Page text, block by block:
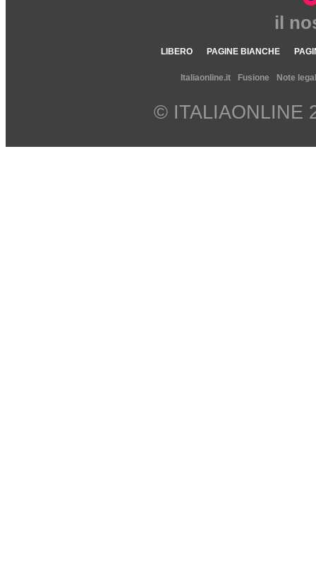
il
LIBERO PAGINE BIANCHE
Italiaonline.it Fusione Note
© ITALIAONLINE